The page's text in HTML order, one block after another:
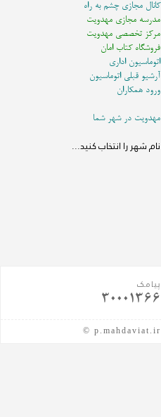
کانال مجازی چشم به راه
مدرسه مجازی مهدویت
مرکز تخصصی مهدویت
فروشگاه کتاب امان
اتوماسیون اداری
آرشیو قبلی اتوماسیون
ورود همکاران
مهدویت در شهر شما
پیامک
30001366
© p.mahdaviat.ir